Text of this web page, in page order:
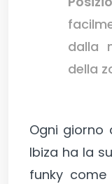
dalla
della
Ogni giorno
Ibiza ha la
funky come